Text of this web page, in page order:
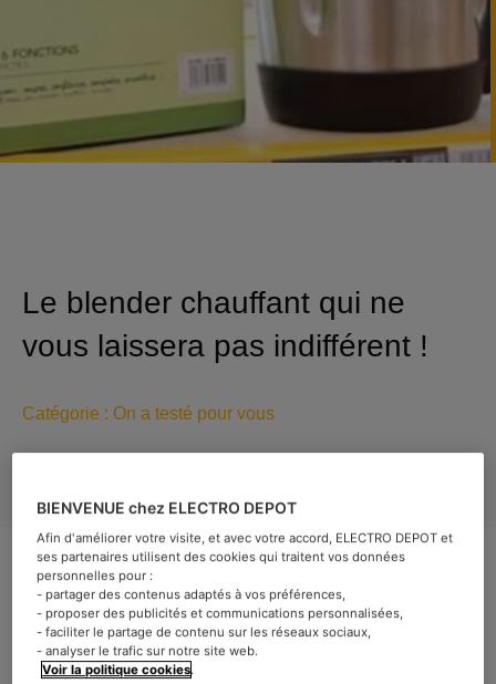
Le blender chauffant qui ne
vous laissera pas indifférent !
Catégorie : On a testé pour vous
À partir du 3 octobre 2019,
BIENVENUE chez ELECTRO DEPOT
Afin d'améliorer votre visite, et avec votre accord, ELECTRO DEPOT et
ses partenaires utilisent des cookies qui traitent vos données
personnelles pour :
- partager des contenus adaptés à vos préférences,
- proposer des publicités et communications personnalisées,
- faciliter le partage de contenu sur les réseaux sociaux,
- analyser le trafic sur notre site web.
Voir la politique cookies.